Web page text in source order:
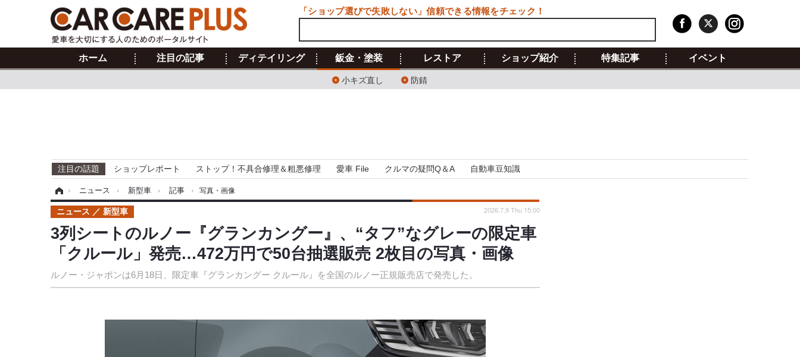
ホーム 注目の記事 ディテイリング 鈑金・塗装
小キズ直し 防錆
レストア ショップ紹介 特集記事 イベント
注目の話題 ショップレポート ストップ！不具合修理＆粗悪修理 愛車 File クルマの疑問Q＆A 自動車豆知識
› ニュース › 新型車 › 記事 › 写真・画像
3列シートのルノー『グランカングー』、“タフ”なグレーの限定車
「クルール」発売…472万円で50台抽選販売 2枚目の写真・画像
ルノー・ジャポンは6月18日、限定車『グランカングー クルール』を全国のルノー正規販売店で発売した。
ニュース 新型車 2026.7.9 Thu 15:00
「ショップ選びで失敗しない」信頼できる情報をチェック！